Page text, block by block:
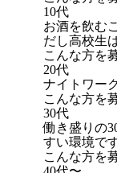
10代
お酒を飲む
だし高校生
こんな方を
20代
ナイトワー
こんな方を
30代
働き盛りの
すい環境です
こんな方を